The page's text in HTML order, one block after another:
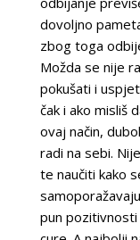
dovoljno
zbog toga
Možda se nije
pokušati i
čak i ako misliš
ovaj način,
radi na sebi.
te naučiti kako
pun